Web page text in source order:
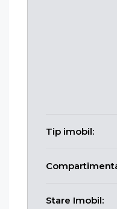
Tip imobil:
Stare Imobil: